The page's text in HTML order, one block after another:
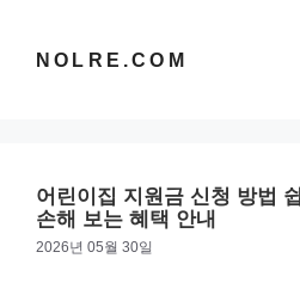
NOLRE.COM
어린이집 지원금 신청 방법
손해 보는 혜택 안내
2026년 05월 30일